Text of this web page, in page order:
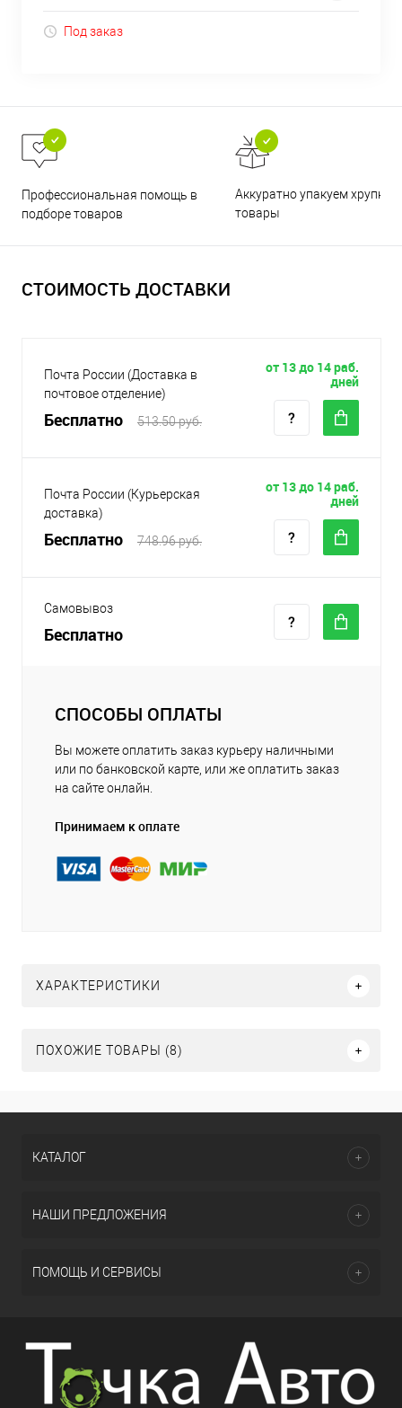
Под заказ
Профессиональная помощь в
подборе товаров
Аккуратно упакуем хрупкие
товары
СТОИМОСТЬ ДОСТАВКИ
Почта России (Доставка в
почтовое отделение)
Бесплатно 513.50 руб.
от 13 до 14 раб.
дней
Почта России (Курьерская
доставка)
Бесплатно 748.96 руб.
от 13 до 14 раб.
дней
Самовывоз
Бесплатно
СПОСОБЫ ОПЛАТЫ
Вы можете оплатить заказ курьеру наличными
или по банковской карте, или же оплатить заказ
на сайте онлайн.
Принимаем к оплате
ХАРАКТЕРИСТИКИ
ПОХОЖИЕ ТОВАРЫ (8)
КАТАЛОГ
НАШИ ПРЕДЛОЖЕНИЯ
ПОМОЩЬ И СЕРВИСЫ